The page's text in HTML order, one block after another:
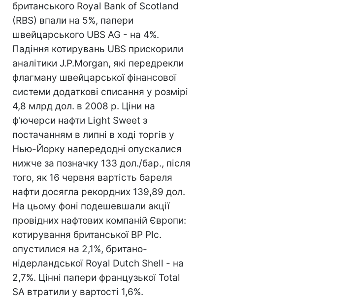
британського Royal Bank of Scotland
(RBS) впали на 5%, папери
швейцарського UBS AG - на 4%.
Падіння котирувань UBS прискорили
аналітики J.P.Morgan, які передрекли
флагману швейцарської фінансової
системи додаткові списання у розмірі
4,8 млрд дол. в 2008 р. Ціни на
ф'ючерси нафти Light Sweet з
постачанням в липні в ході торгів у
Нью-Йорку напередодні опускалися
нижче за позначку 133 дол./бар., після
того, як 16 червня вартість бареля
нафти досягла рекордних 139,89 дол.
На цьому фоні подешевшали акції
провідних нафтових компаній Європи:
котирування британської BP Plc.
опустилися на 2,1%, британо-
нідерландської Royal Dutch Shell - на
2,7%. Цінні папери французької Total
SA втратили у вартості 1,6%.